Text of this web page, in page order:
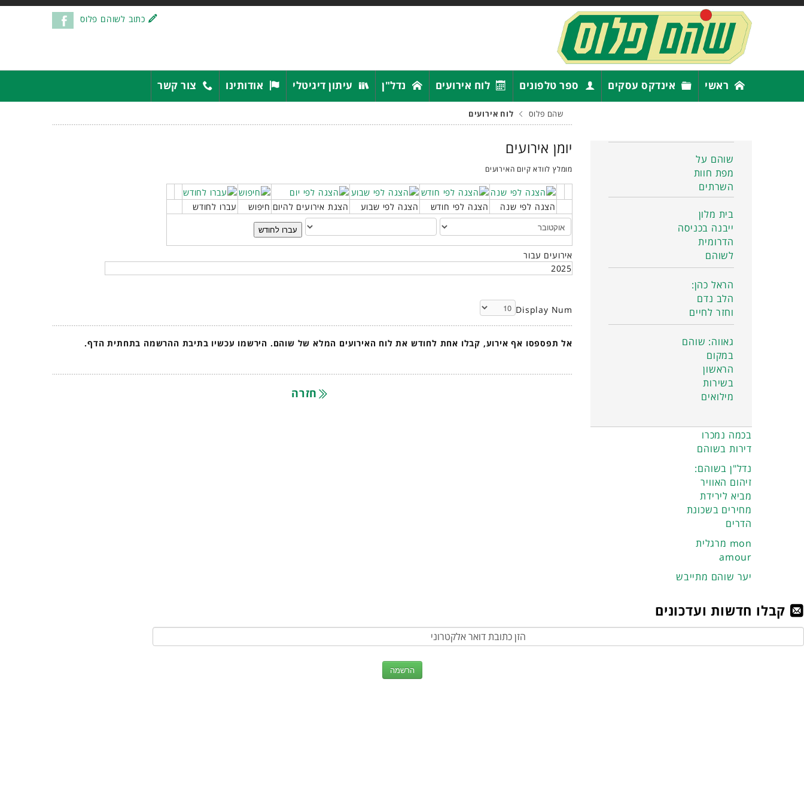
כתוב לשוהם פלוס
ראשי אינדקס עסקים ספר טלפונים לוח אירועים נדל"ן עיתון דיגיטלי אודותינו צור קשר
שהם פלוס לוח אירועים
יומן אירועים
מומלץ לוודא קיום האירועים
הצגה לפי שנה הצגה לפי חודש הצגה לפי שבוע הצגת אירועים להיום חיפוש
עברו לחודש
עברו לחודש
אירועים עבור
2025
Display Num
אל תפספסו אף אירוע, קבלו אחת לחודש את לוח האירועים המלא של שוהם. הירשמו עכשיו בתיבת ההרשמה בתחתית הדף.
חזרה
שוהם על
מפת חוות
השרתים
בית מלון
ייבנה בכניסה
הדרומית
לשוהם
הראל כהן:
הלב נדם
וחזר לחיים
גאווה: שוהם
במקום
הראשון
בשירות
מילואים
בכמה נמכרו
דירות בשוהם
נדל"ן בשוהם:
זיהום האוויר
מביא לירידת
מחירים בשכונת
הדרים
מרגלית mon
amour
יער שוהם מתייבש
קבלו חדשות ועדכונים